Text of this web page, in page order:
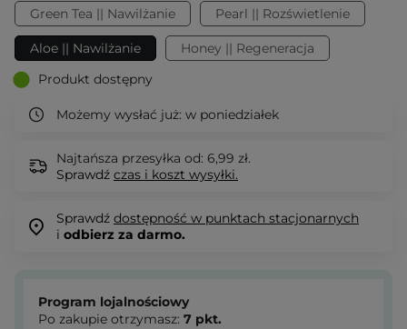
Green Tea || Nawilżanie Pearl || Rozświetlenie
Aloe || Nawilżanie
Honey || Regeneracja
Produkt dostępny
Możemy wysłać już: w poniedziałek
Najtańsza przesyłka od: 6,99 zł.
Sprawdź czas i koszt wysyłki.
Sprawdź dostępność w punktach stacjonarnych
i odbierz za darmo.
Program lojalnościowy
Po zakupie otrzymasz: 7 pkt.